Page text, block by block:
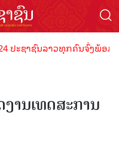
ະຊາຊົນລາວທຸກຄົນຈົ່ງພ້ອມເ
ານເທດສະການ